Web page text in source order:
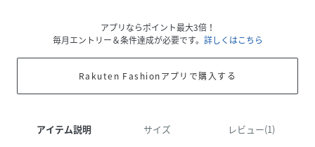
アプリならポイント最大3倍！
毎月エントリー＆条件達成が必要です。 詳しくはこちら
Rakuten Fashionアプリで購入する
アイテム説明 サイズ レビュー(1)